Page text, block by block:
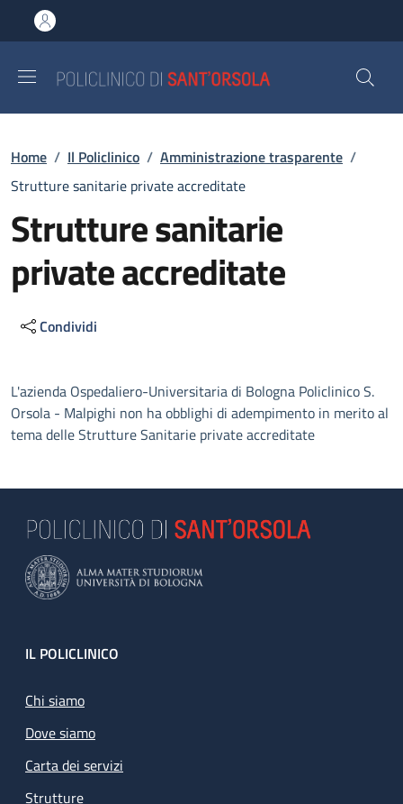
al contenuto principale
to footer content
Briciole di pane
Home / Il Policlinico / Amministrazione trasparente /
Strutture sanitarie private accreditate
Strutture sanitarie
private accreditate
Condividi
Descrizione
L'azienda Ospedaliero-Universitaria di Bologna Policlinico S.
Orsola - Malpighi non ha obblighi di adempimento in merito al
tema delle Strutture Sanitarie private accreditate
Footer
IL POLICLINICO
Chi siamo
Dove siamo
Carta dei servizi
Strutture